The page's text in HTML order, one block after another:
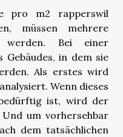
pro m2 rapperswil
müssen mehrere
werden. Bei einer
Gebäudes, in dem sie
Als erstes wird
Wenn dieses
ist, wird der
um vorhersehbar
dem tatsächlichen